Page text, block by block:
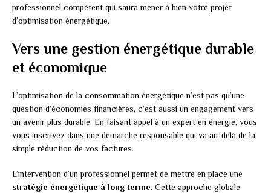
professionnel compétent qui saura mener à bien votre projet
d’optimisation énergétique.
Vers une gestion énergétique durable
et économique
L’optimisation de la consommation énergétique n’est pas qu’une
question d’économies financières, c’est aussi un engagement vers
un avenir plus durable. En faisant appel à un expert en énergie, vous
vous inscrivez dans une démarche responsable qui va au-delà de la
simple réduction de vos factures.
L’intervention d’un professionnel permet de mettre en place une
stratégie énergétique à long terme. Cette approche globale